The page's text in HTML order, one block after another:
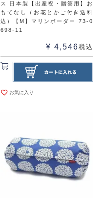
ス 日本製【出産祝・贈答用】お
もてなし（お花とかご付き送料
込）【M】マリンボーダー 73-0
698-11
¥ 4,546税込
お気に入り